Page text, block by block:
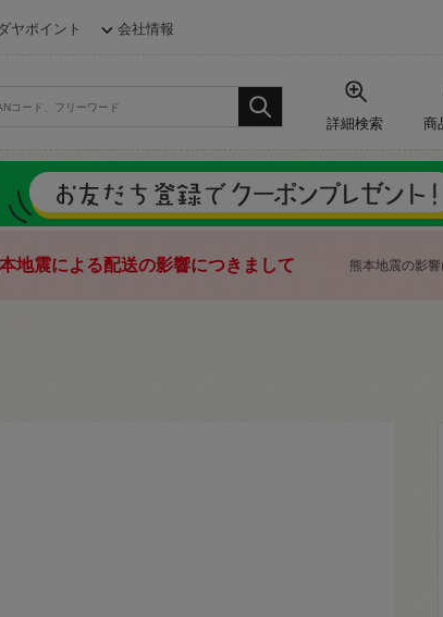
ヤポイント 会社情報
詳細検索 商
地震による配送の影響につきまして 熊本地震の影